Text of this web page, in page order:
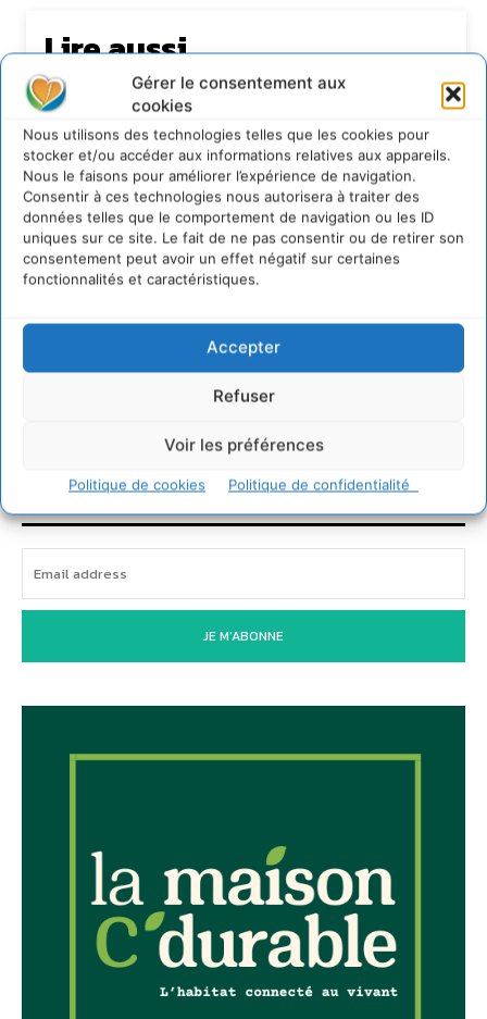
Gérer le consentement aux
cookies
Nous utilisons des technologies telles que les cookies pour
stocker et/ou accéder aux informations relatives aux appareils.
Nous le faisons pour améliorer l’expérience de navigation.
Consentir à ces technologies nous autorisera à traiter des
données telles que le comportement de navigation ou les ID
uniques sur ce site. Le fait de ne pas consentir ou de retirer son
consentement peut avoir un effet négatif sur certaines
fonctionnalités et caractéristiques.
Accepter
Refuser
Voir les préférences
Politique de cookies Politique de confidentialité
Lire aussi
Soutenir un pastoralisme durable en faveur de
socio-écosystèmes résilients
6 août 2026
S’inspirer de l’arbre pour un modèle
économique régénératif du vivant …
5 août 2026
IPBES : le « GIEC de la biodiversité » appelle les
entreprises à devenir des alliées du vivant
4 août 2026
Comment le sol français a perdu sa mémoire
hydrique et déréglé tout le territoire (2020-
Newsletter
JE M'ABONNE